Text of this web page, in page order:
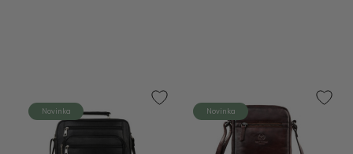
Novinka Novinka